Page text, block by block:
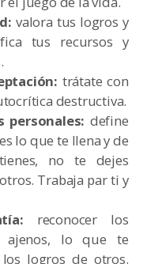
valora tus logros y
tus recursos y
trátate con
destructiva.
personales: define
lo que te llena y de
no te dejes
Trabaja par ti y
reconocer los
ajenos, lo que te
logros de otros.